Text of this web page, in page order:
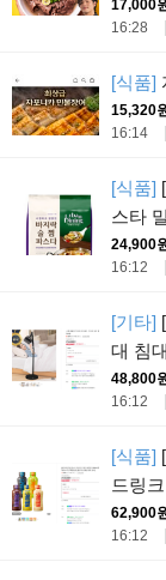
17,000
16:28
[식품]
15,320
16:14
[식품]
스타
24,900
16:12
[기타]
대 침
48,800
16:12
[식품]
드링
62,900
16:12